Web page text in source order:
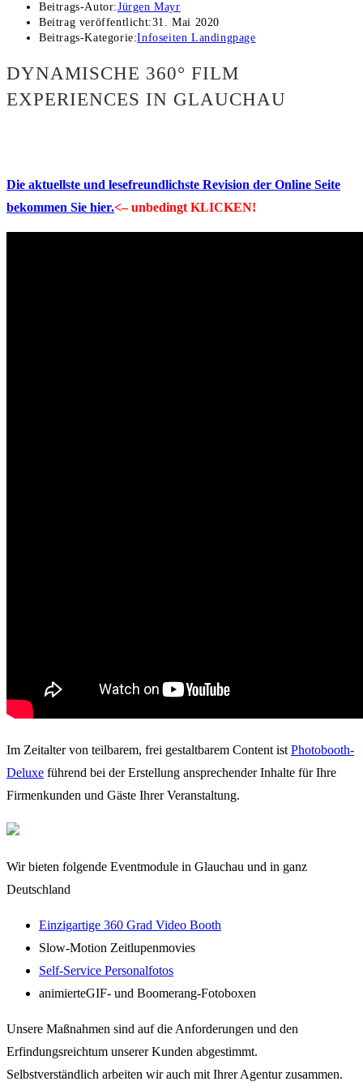
Beitrags-Autor:Jürgen Mayr
Beitrag veröffentlicht:31. Mai 2020
Beitrags-Kategorie:Infoseiten Landingpage
DYNAMISCHE 360° FILM
EXPERIENCES IN GLAUCHAU
Die aktuellste und lesefreundlichste Revision der Online Seite
bekommen Sie hier.<– unbedingt KLICKEN!
Im Zeitalter von teilbarem, frei gestaltbarem Content ist Photobooth-
Deluxe führend bei der Erstellung ansprechender Inhalte für Ihre
Firmenkunden und Gäste Ihrer Veranstaltung.
Wir bieten folgende Eventmodule in Glauchau und in ganz
Deutschland
Einzigartige 360 Grad Video Booth
Slow-Motion Zeitlupenmovies
Self-Service Personalfotos
animierteGIF- und Boomerang-Fotoboxen
Unsere Maßnahmen sind auf die Anforderungen und den
Erfindungsreichtum unserer Kunden abgestimmt.
Selbstverständlich arbeiten wir auch mit Ihrer Agentur zusammen.